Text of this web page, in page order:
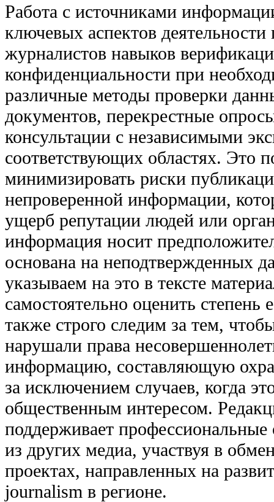
Работа с источниками
ключевых аспектов
журналистов навыков
конфиденциальности при
различные методы проверки
документов, перекрестные
консультации с независимыми
соответствующих областях. Это
минимизировать риски
непроверенной информации,
ущерб репутации людей или
информация носит
основана на неподтвержденных
указываем на это в тексте
самостоятельно оценить
также строго следим за тем,
нарушали права
информацию, составляющую
за исключением случаев, когда
общественным интересом.
поддерживает
из других медиа, участвуя в
проектах, направленных на
journalism в регионе.